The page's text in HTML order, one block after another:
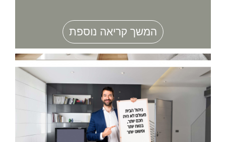
המשך קריאה נוספת